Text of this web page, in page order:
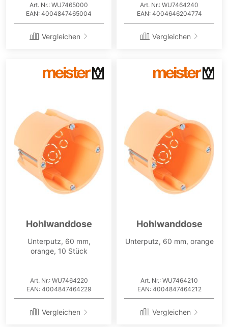
Art. Nr.: WU7465000
EAN: 4004847465004
Vergleichen
Art. Nr.: WU7464240
EAN: 4004646204774
Vergleichen
Hohlwanddose
Unterputz, 60 mm,
orange, 10 Stück
Art. Nr.: WU7464220
EAN: 4004847464229
Vergleichen
Hohlwanddose
Unterputz, 60 mm, orange
Art. Nr.: WU7464210
EAN: 4004847464212
Vergleichen